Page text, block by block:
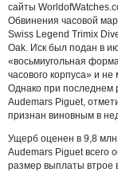
сайты
Обвинения часовой
Swiss Legend Trimix
Oak. Иск был подан в
«восьмиугольная
часового корпуса» и
Однако при последнем
Audemars Piguet,
признан виновным в
Ущерб оценен в 9,8
Audemars Piguet всего
размер выплаты втрое